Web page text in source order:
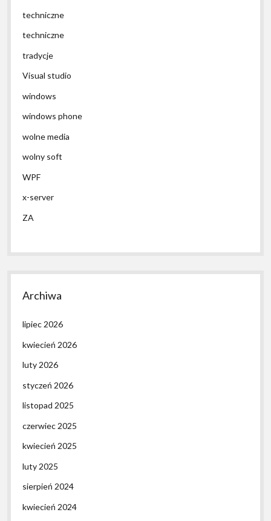
techniczne
techniczne
tradycje
Visual studio
windows
windows phone
wolne media
wolny soft
WPF
x-server
ZA
Archiwa
lipiec 2026
kwiecień 2026
luty 2026
styczeń 2026
listopad 2025
czerwiec 2025
kwiecień 2025
luty 2025
sierpień 2024
kwiecień 2024